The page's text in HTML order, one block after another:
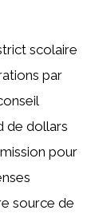
scolaire
par
de dollars
pour
source de